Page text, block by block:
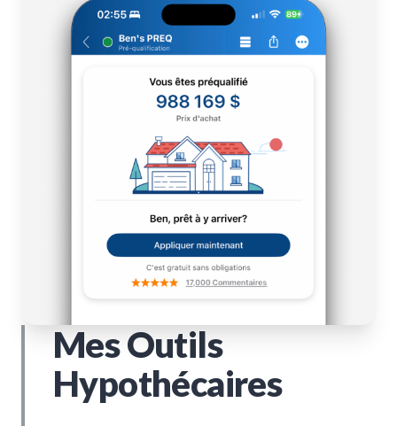
Mes Outils
Hypothécaires